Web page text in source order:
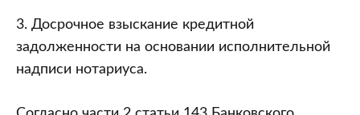
3. Досрочное взыскание кредитной
задолженности на основании исполнительной
надписи нотариуса.